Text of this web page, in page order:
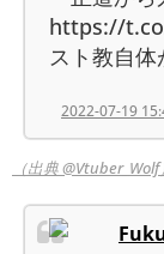
https://
スト教自体
2022-07-19
（出典 @Vtuber_Wolf